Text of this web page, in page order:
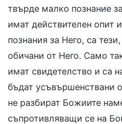
твърде малко познание
имат действителен опит
познания за Него, са
обичани от Него. Само
имат свидетелство и са
бъдат усъвършенствани
не разбират Божиите
съпротивляващи се на